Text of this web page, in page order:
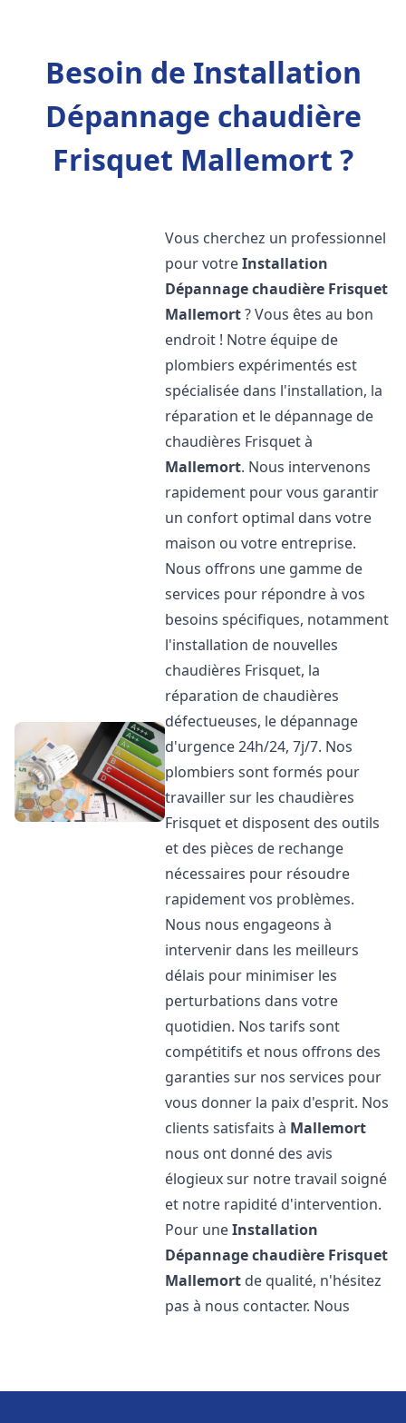
Besoin de Installation
Dépannage chaudière
Frisquet Mallemort ?
Vous cherchez un professionnel
pour votreInstallation
Dépannage chaudière Frisquet
Mallemort? Vous êtes au bon
endroit ! Notre équipe de
plombiers expérimentés est
spécialisée dans l'installation, la
réparation et le dépannage de
chaudières Frisquet à
Mallemort. Nous intervenons
rapidement pour vous garantir
un confort optimal dans votre
maison ou votre entreprise.
Nous offrons une gamme de
services pour répondre à vos
besoins spécifiques, notamment
l'installation de nouvelles
chaudières Frisquet, la
réparation de chaudières
défectueuses, le dépannage
d'urgence 24h/24, 7j/7. Nos
plombiers sont formés pour
travailler sur les chaudières
Frisquet et disposent des outils
et des pièces de rechange
nécessaires pour résoudre
rapidement vos problèmes.
Nous nous engageons à
intervenir dans les meilleurs
délais pour minimiser les
perturbations dans votre
quotidien. Nos tarifs sont
compétitifs et nous offrons des
garanties sur nos services pour
vous donner la paix d'esprit. Nos
clients satisfaits à Mallemort
nous ont donné des avis
élogieux sur notre travail soigné
et notre rapidité d'intervention.
Pour uneInstallation
Dépannage chaudière Frisquet
Mallemort de qualité, n'hésitez
pas à nous contacter. Nous